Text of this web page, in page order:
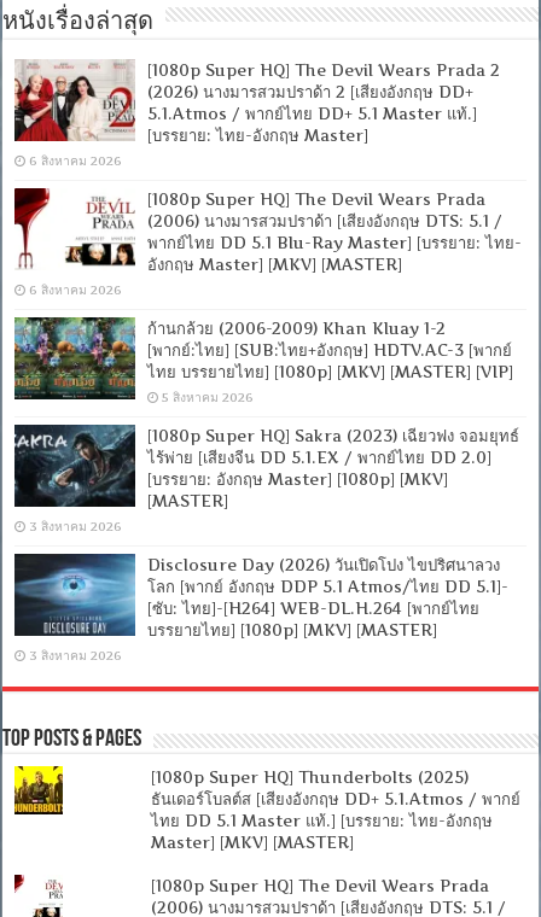
[ONE2UP]
หนังเรื่องล่าสุด
[1080p Super HQ] The Devil Wears Prada 2
(2026) นางมารสวมปราด้า 2 [เสียงอังกฤษ DD+
5.1.Atmos / พากย์ไทย DD+ 5.1 Master แท้.]
[บรรยาย: ไทย-อังกฤษ Master]
6 สิงหาคม 2026
[1080p Super HQ] The Devil Wears Prada
(2006) นางมารสวมปราด้า [เสียงอังกฤษ DTS: 5.1 /
พากย์ไทย DD 5.1 Blu-Ray Master] [บรรยาย: ไทย-
อังกฤษ Master] [MKV] [MASTER]
6 สิงหาคม 2026
ก้านกล้วย (2006-2009) Khan Kluay 1-2
[พากย์:ไทย] [SUB:ไทย+อังกฤษ] HDTV.AC-3 [พากย์
ไทย บรรยายไทย] [1080p] [MKV] [MASTER] [VIP]
5 สิงหาคม 2026
[1080p Super HQ] Sakra (2023) เฉียวฟง จอมยุทธ์
ไร้พ่าย [เสียงจีน DD 5.1.EX / พากย์ไทย DD 2.0]
[บรรยาย: อังกฤษ Master] [1080p] [MKV]
[MASTER]
3 สิงหาคม 2026
Disclosure Day (2026) วันเปิดโปง ไขปริศนาลวง
โลก [พากย์ อังกฤษ DDP 5.1 Atmos/ไทย DD 5.1]-
[ซับ: ไทย]-[H264] WEB-DL.H.264 [พากย์ไทย
บรรยายไทย] [1080p] [MKV] [MASTER]
3 สิงหาคม 2026
Top Posts & Pages
[1080p Super HQ] Thunderbolts (2025)
ธันเดอร์โบลต์ส [เสียงอังกฤษ DD+ 5.1.Atmos / พากย์
ไทย DD 5.1 Master แท้.] [บรรยาย: ไทย-อังกฤษ
Master] [MKV] [MASTER]
[1080p Super HQ] The Devil Wears Prada
(2006) นางมารสวมปราด้า [เสียงอังกฤษ DTS: 5.1 /